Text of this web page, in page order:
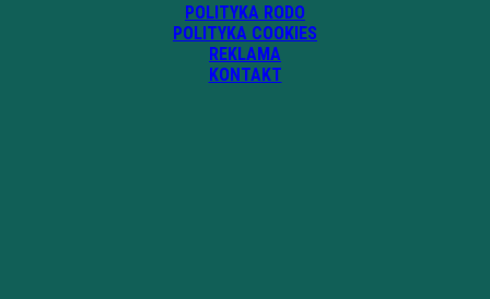
POLITYKA RODO
POLITYKA COOKIES
REKLAMA
KONTAKT